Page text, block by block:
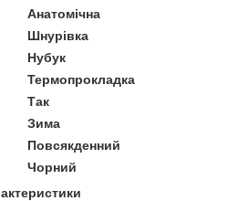
Анатомічна
Шнурівка
Нубук
Термопрокладка
Так
Зима
Повсякденний
Чорний